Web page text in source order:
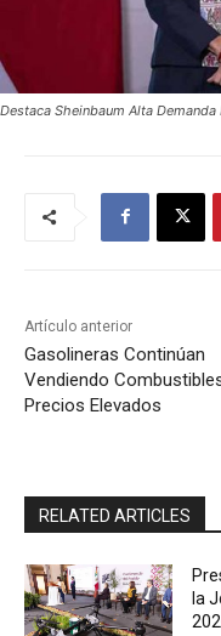
Destaca Sheinbaum Alta
Artículo anterior
Gasolineras Continúan
Vendiendo
Precios Elevados
RELATED ARTICLES
la